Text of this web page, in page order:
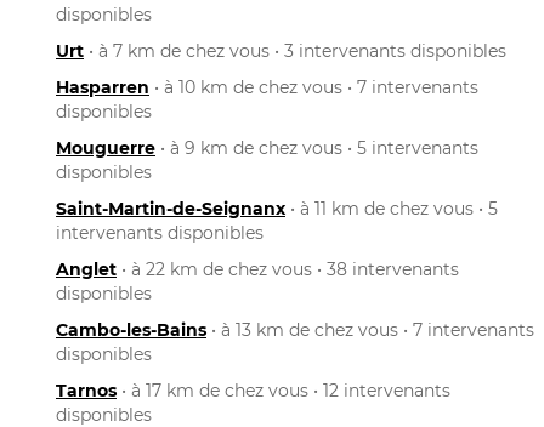
disponibles
Urt • à 7 km de chez vous • 3 intervenants disponibles
Hasparren • à 10 km de chez vous • 7 intervenants
disponibles
Mouguerre • à 9 km de chez vous • 5 intervenants
disponibles
Saint-Martin-de-Seignanx • à 11 km de chez vous • 5
intervenants disponibles
Anglet • à 22 km de chez vous • 38 intervenants
disponibles
Cambo-les-Bains • à 13 km de chez vous • 7 intervenants
disponibles
Tarnos • à 17 km de chez vous • 12 intervenants
disponibles